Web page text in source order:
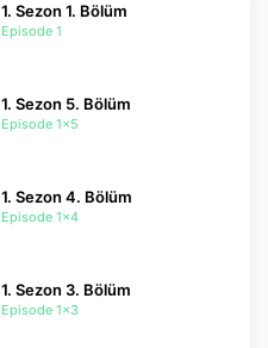
1. Sezon 1. Bölüm
Episode 1
1. Sezon 5. Bölüm
Episode 1x5
1. Sezon 4. Bölüm
Episode 1x4
1. Sezon 3. Bölüm
Episode 1x3